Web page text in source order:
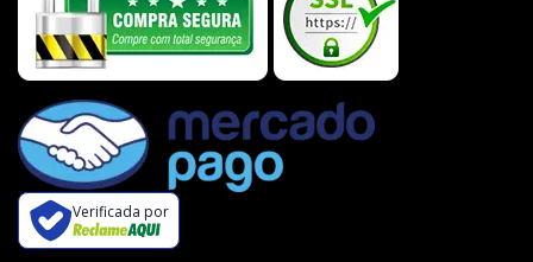
Verificada por